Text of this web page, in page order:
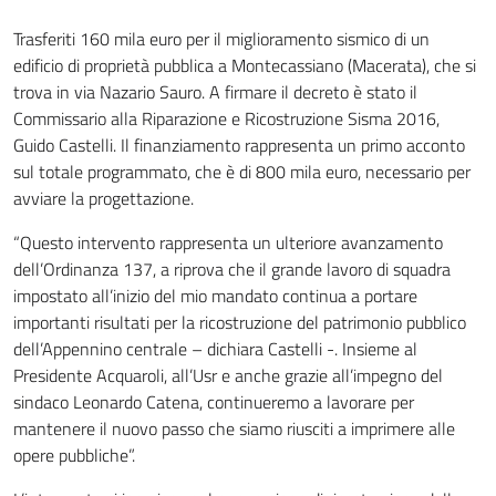
Trasferiti 160 mila euro per il miglioramento sismico di un
edificio di proprietà pubblica a Montecassiano (Macerata), che si
trova in via Nazario Sauro. A firmare il decreto è stato il
Commissario alla Riparazione e Ricostruzione Sisma 2016,
Guido Castelli. Il finanziamento rappresenta un primo acconto
sul totale programmato, che è di 800 mila euro, necessario per
avviare la progettazione.
“Questo intervento rappresenta un ulteriore avanzamento
dell’Ordinanza 137, a riprova che il grande lavoro di squadra
impostato all’inizio del mio mandato continua a portare
importanti risultati per la ricostruzione del patrimonio pubblico
dell’Appennino centrale – dichiara Castelli -. Insieme al
Presidente Acquaroli, all’Usr e anche grazie all’impegno del
sindaco Leonardo Catena, continueremo a lavorare per
mantenere il nuovo passo che siamo riusciti a imprimere alle
opere pubbliche”.